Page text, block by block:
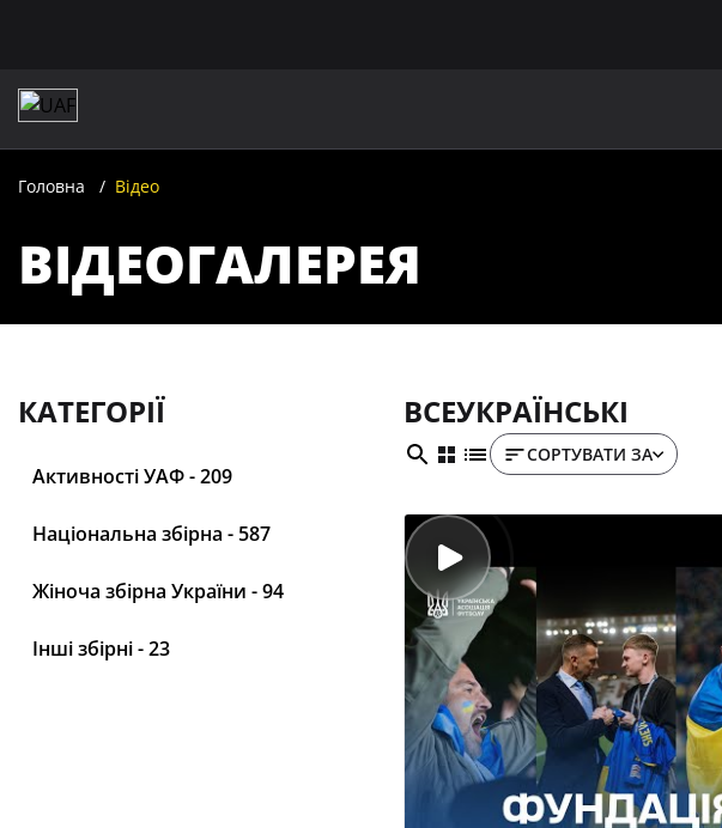
Головна Відео
ВІДЕОГАЛЕРЕЯ
КАТЕГОРІЇ
Активності УАФ - 209
Національна збірна - 587
Жіноча збірна України - 94
Інші збірні - 23
ВСЕУКРАЇНСЬКІ
СОРТУВАТИ ЗА